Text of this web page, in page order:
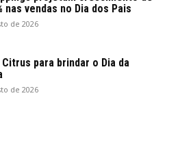
nas vendas no Dia dos Pais
de 2026
Citrus para brindar o Dia da
de 2026